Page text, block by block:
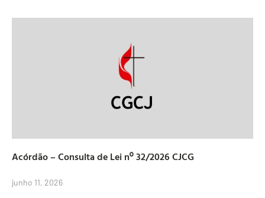
Acórdão – Consulta de Lei nº 32/2026 CJCG
junho 11, 2026